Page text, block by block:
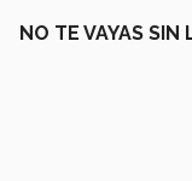
NO TE VAYAS SIN